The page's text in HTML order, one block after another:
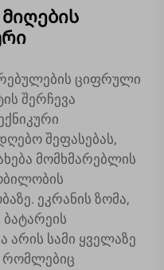
ციფრული
შერჩევა
შეფასებას,
მომხმარებლის
ეკრანის ზომა,
არის სამი ყველაზე
რომლებიც